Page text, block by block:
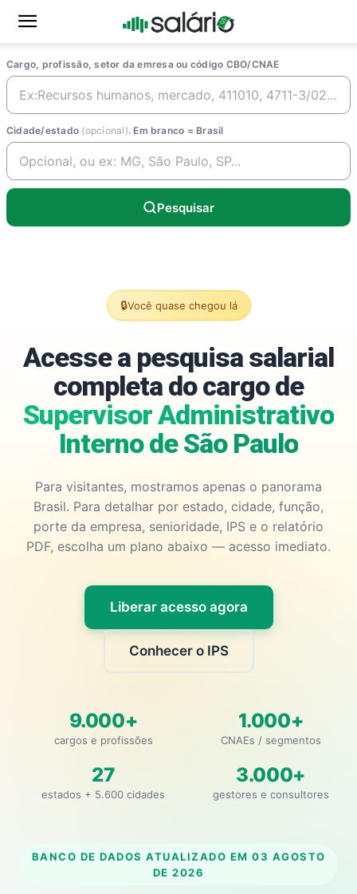
Cargo, profissão, setor da emresa ou código CBO/CNAE
Cidade/estado (opcional). Em branco = Brasil
Pesquisar
🔒Você quase chegou lá
Acesse a pesquisa salarial
completa do cargo de
Supervisor Administrativo
Interno de São Paulo
Para visitantes, mostramos apenas o panorama
Brasil. Para detalhar por estado, cidade, função,
porte da empresa, senioridade, IPS e o relatório
PDF, escolha um plano abaixo — acesso imediato.
Liberar acesso agora
Conhecer o IPS
9.000+
cargos e profissões
1.000+
CNAEs / segmentos
27
estados + 5.600 cidades
3.000+
gestores e consultores
BANCO DE DADOS ATUALIZADO EM 03 AGOSTO
DE 2026